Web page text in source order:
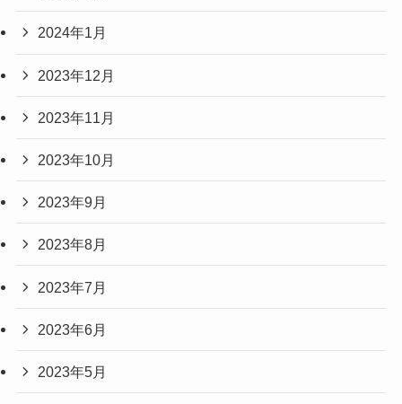
2024年1月
2023年12月
2023年11月
2023年10月
2023年9月
2023年8月
2023年7月
2023年6月
2023年5月